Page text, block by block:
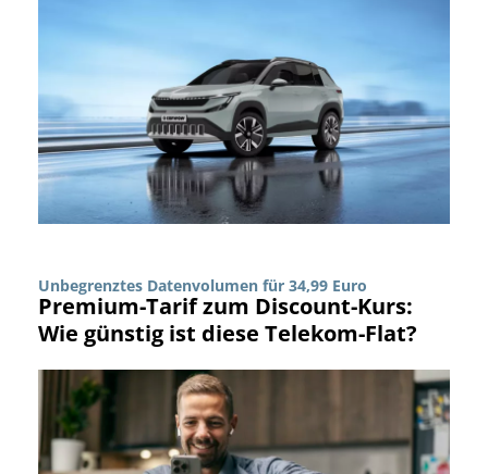
Unbegrenztes Datenvolumen für 34,99 Euro
Premium-Tarif zum Discount-Kurs:
Wie günstig ist diese Telekom-Flat?